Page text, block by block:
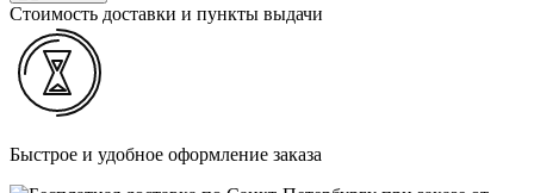
Стоимость доставки и пункты выдачи
Быстрое и удобное оформление заказа